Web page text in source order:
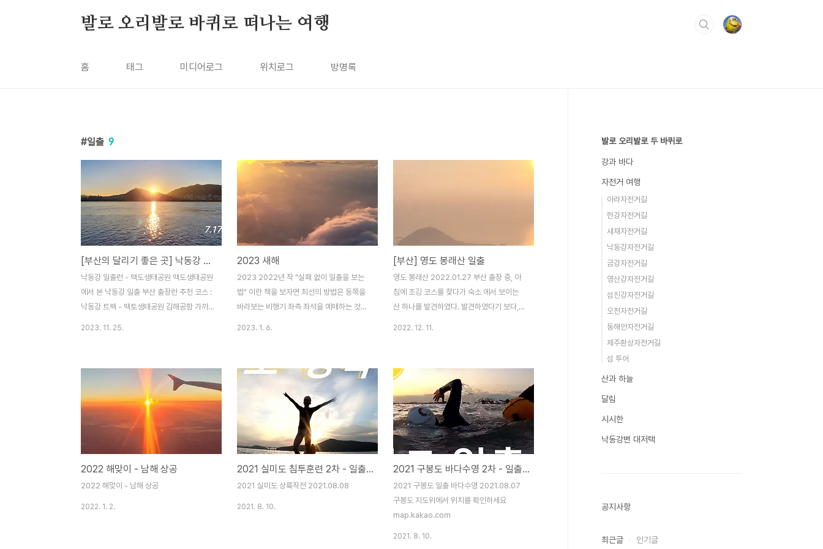
발로 오리발로 바퀴로 떠나는 여행
홈 태그 미디어로그 위치로그 방명록
일출 9
[부산의 달리기 좋은 곳] 낙동강 일출런 - 맥도생태공원
낙동강 일출런 - 맥도생태공원 맥도생태공원
에서 본 낙동강 일출 부산 출장런 추천 코스 :
낙동강 트렉 - 맥토생태공원 김해공항 가까
이딩이나 걷기 또는 달리기 좋은 곳이다. 출
장길이라 일단 라이딩은 제외하자. 낙동강 트
레킹을 하자면 낙동강 하구둑으로부터 수원
지인 안동까지 길은 죽 이어져 있으니 시간만
무한정 있다면 코스 걱정할 일은 없다. 다만
체력과 업무시간을 감안하여 아침에 걷자면
서부산 유통단지에서 맥도생태공원까지 왕복
하는 것이 최선이다. 차를 타고 간다면 을숙
2023. 11. 25.
2023 새해
2023 2022년 작 "실패 없이 일출을 보는
법" 이란 책을 보자면 최선의 방법은 동쪽을
바라보는 비행기 좌측 좌석을 예매하는 것이
최선의 일출 명소는 하늘 위라는 것이다. 그
런 책을 쓸까도 했다. 그냥 작년과 같이 실패
없는 일출을 보려 06:50 제주행 첫 비행기에
올랐다. 뭐 딱히 이유랄것도 없이, 연말 휴일
은 길고 시간은 많은 탓이다. 잠시 졸았다가
대략 제주 상공에 이를 무렵 구름 위로 2023
년산 새해가 보인다. 유리가 맑지 않은 탓에
깨끗한 사진은 나오지 않는다. 이 나이에 뭐
2023. 1. 6.
[부산] 영도 봉래산 일출
영도 봉래산 2022.01.27 부산 출장 중, 아
침에 조깅 코스를 찾다가 숙소 에서 보이는
산 하나를 발견하였다. 발견하였다기 보다,
에 위치한 산으로, 높이는 395m이다. 봉래
산은 중국 전설에 나오는 삼신산 중 하나인
봉래산에서 이름을 따왔다. 예로부터 신선이
살고 있는 곳으로 알려져 있으며, 영도 주민
들의 휴식처이자 사랑받는 명소이다. 봉래산
은 3개의 봉우리로 이루어져 있는데, 주봉인
봉래산 정상을 비롯하여, 손봉, 자봉이 있다.
봉래산 정상에 오르면, 부산 앞바다를 비롯한
영도 전경을 한눈에 감상할 수 있다. 가장 대
표적인 ..
2022. 12. 11.
2022 해맞이 - 남해 상공
2022 해맞이 - 남해 상공
2022. 1. 2.
2021 실미도 침투훈련 2차 - 일출 바다수영
2021 실미도 상륙작전 2021.08.08
2021. 8. 10.
2021 구봉도 바다수영 2차 - 일출 바다수영
2021 구봉도 일출 바다수영 2021.08.07
구봉도 지도위에서 위치를 확인하세요
map.kakao.com
2021. 8. 10.
발로 오리발로 두 바퀴로
강과 바다
자전거 여행
아라자전거길
한강자전거길
새재자전거길
낙동강자전거길
금강자전거길
영산강자전거길
섬진강자전거길
오천자전거길
동해안자전거길
제주환상자전거길
섬 투어
산과 하늘
달림
시시한
낙동강변 대저택
공지사항
최근글 인기글